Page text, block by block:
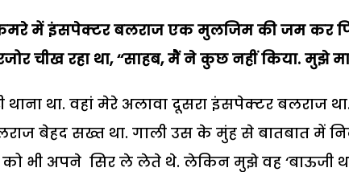
में इंसपेक्टर बलराज एक मुलजिम की जम कर
चीख रहा था, ‘‘साहब, मैं ने कुछ नहीं किया. मुझे
था. वहां मेरे अलावा दूसरा इंसपेक्टर बलराज
बेहद सख्त था. गाली उस के मुंह से बातबात में
भी अपने सिर ले लेते थे. लेकिन मुझे वह ‘बाऊजी